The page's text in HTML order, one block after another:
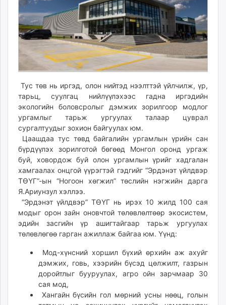
Тус төв нь иргэд, олон нийтэд нээлттэй үйлчилж, үр,
тарьц, суулгац нийлүүлэхээс гадна иргэдийн
экологийн боловсролыг дэмжих зорилгоор модлог
ургамлыг тарьж ургуулах талаар цуврал
сургалтуудыг зохион байгуулах юм.
Цаашдаа тус төвд байгалийн ургамлын үрийн сан
бүрдүүлэх зорилготой бөгөөд Монгол оронд ургаж
буй, ховордож буй олон ургамлын үрийг хадгалан
хамгаалах онцгой үүрэгтэй гэдгийг “Эрдэнэт үйлдвэр
ТӨҮГ”-ын “Ногоон хөгжил” төслийн нэгжийн дарга
Я.Ариунзул хэллээ.
“Эрдэнэт үйлдвэр” ТӨҮГ нь ирэх 10 жилд 100 сая
модыг орон зайн оновчтой төлөвлөлтөөр экосистем,
эдийн засгийн үр ашигтайгаар тарьж ургуулах
төлөвлөгөө гарган ажиллаж байгаа юм. Үүнд:
Мод-хүнсний хоршил бүхий өрхийн аж ахуйг
дэмжих, говь, хээрийн бүсэд цөлжилт, газрын
доройтлыг бууруулах, агро ойн зарчмаар 30
сая мод,
Хангайн бүсийн гол мөрний усны нөөц, голын